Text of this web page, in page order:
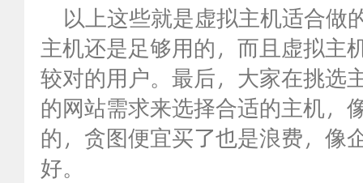
以上这些就是虚拟主机适合做
主机还是足够用的，而且虚拟主
较对的用户。最后，大家在挑选
的网站需求来选择合适的主机，
的，贪图便宜买了也是浪费，像
好。